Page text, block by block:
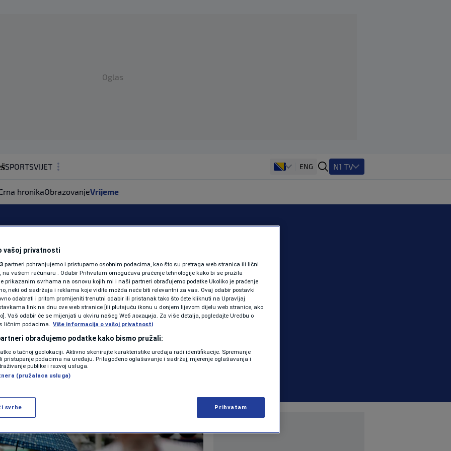
Oglas
SPORTSVIJET
ZDRAVLJE
SHOWBIZ
PODCAST
N1 SPECIJAL
FENOMENI
NEISTRAŽENO
VIRALNO
VIDEO
ENG N1 TV
hronikaObrazovanjeVrijeme
vrijeme,
sa grmljavinom
VRIJEME | 0 komentara
Više
vašoj privatnosti
partneri pohranjujemo i pristupamo osobnim podacima, kao što su pretraga web stranica ili lični
na vašem računaru . Odabir Prihvatam omogućava praćenje tehnologije kako bi se pružila
prikazanim svrhama na osnovu kojih mi i naši partneri obrađujemo podatke Ukoliko je praćenje
neki od sadržaja i reklama koje vidite možda neće biti relevantni za vas. Ovaj odabir postavki
odabrati i pritom promijeniti trenutni odabir ili pristanak tako što ćete kliknuti na Upravljaj
link na dnu ove web stranice [ili plutajuću ikonu u donjem lijevom dijelu web stranice, ako
Vaš odabir će se mijenjati u okviru našeg Wеб локација. Za više detalja, pogledajte Uredbu o
ličnim podacima. Više informacija o vašoj privatnosti
obrađujemo podatke kako bismo pružali:
o tačnoj geolokaciji. Aktivno skenirajte karakteristike uređaja radi identifikacije. Spremanje
pristupanje podacima na uređaju. Prilagođeno oglašavanje i sadržaj, mjerenje oglašavanja i
publike i razvoj usluga.
(pružalaca usluga)
svrhe Prihvatam